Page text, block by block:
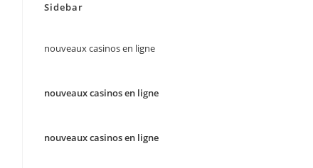
Sidebar
nouveaux casinos en ligne
nouveaux casinos en ligne
nouveaux casinos en ligne